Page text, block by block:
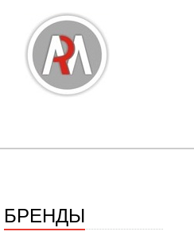
БРЕНДЫ